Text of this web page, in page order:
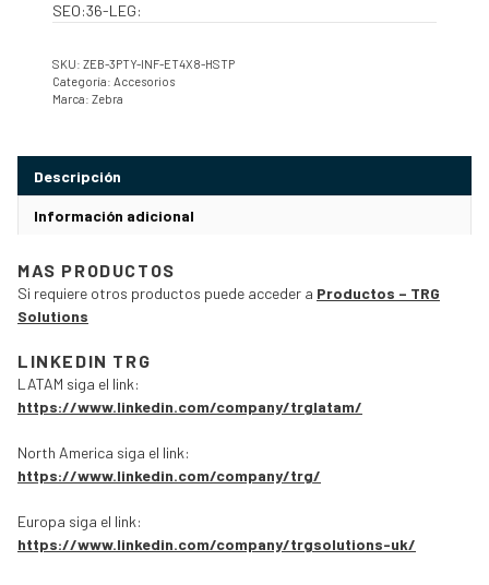
SEO:36-LEG:
SKU: ZEB-3PTY-INF-ET4X8-HSTP
Categoría: Accesorios
Marca: Zebra
Descripción
Información adicional
MAS PRODUCTOS
Si requiere otros productos puede acceder a Productos – TRG
Solutions
LINKEDIN TRG
LATAM siga el link:
https://www.linkedin.com/company/trglatam/
North America siga el link:
https://www.linkedin.com/company/trg/
Europa siga el link:
https://www.linkedin.com/company/trgsolutions-uk/